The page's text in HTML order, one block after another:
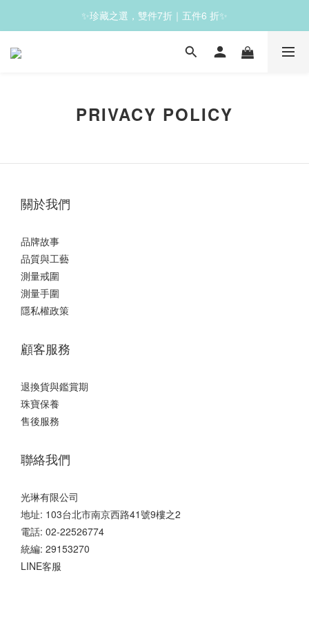
✨滿1200免運✨
✨珍藏之選，雙件7折｜五件6 折✨
PRIVACY POLICY
關於我們
品牌故事
品質與工藝
測量戒圍
測量手圍
隱私權政策
顧客服務
退換貨與鑑賞期
珠寶保養
售後服務
聯絡我們
光琳有限公司
地址: 103台北市南京西路41號9樓之2
電話: 02-22526774
統編: 29153270
LINE客服